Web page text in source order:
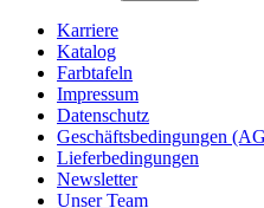
Karriere
Katalog
Farbtafeln
Impressum
Datenschutz
Geschäftsbedingungen
Lieferbedingungen
Newsletter
Unser Team